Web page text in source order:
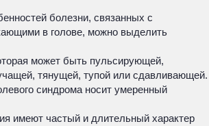
болезни, связанных с
в голове, можно выделить
может быть пульсирующей,
тянущей, тупой или сдавливающей.
синдрома носит умеренный
имеют частый и длительный характер